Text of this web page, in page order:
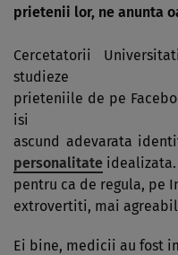
prietenii lor, ne anunta
Cercetatorii
studieze
prieteniile de pe
isi
ascund adevarata
personalitate idealizata.
pentru ca de regula, pe
extrovertiti, mai
Ei bine, medicii au fost